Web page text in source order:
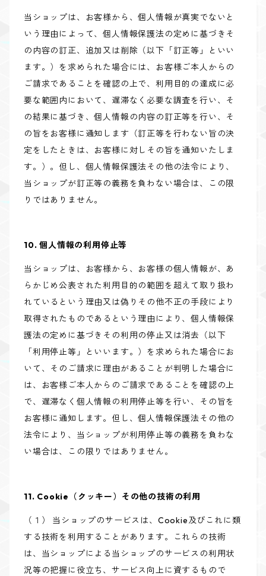
当ショップは、お客様から、個人情報が真実でないと
いう理由によって、個人情報保護法の定めに基づきそ
の内容の訂正、追加又は削除（以下「訂正等」といい
ます。）を求められた場合には、お客様ご本人からの
ご請求であることを確認の上で、利用目的の達成に必
要な範囲内において、遅滞なく必要な調査を行い、そ
の結果に基づき、個人情報の内容の訂正等を行い、そ
の旨をお客様に通知します（訂正等を行わない旨の決
定をしたときは、お客様に対しその旨を通知いたしま
す。）。但し、個人情報保護法その他の法令により、
当ショップが訂正等の義務を負わない場合は、この限
りではありません。
10. 個人情報の利用停止等
当ショップは、お客様から、お客様の個人情報が、あ
らかじめ公表された利用目的の範囲を超えて取り扱わ
れているという理由又は偽りその他不正の手段により
取得されたものであるという理由により、個人情報保
護法の定めに基づきその利用の停止又は消去（以下
「利用停止等」といいます。）を求められた場合にお
いて、そのご請求に理由があることが判明した場合に
は、お客様ご本人からのご請求であることを確認の上
で、遅滞なく個人情報の利用停止等を行い、その旨を
お客様に通知します。但し、個人情報保護法その他の
法令により、当ショップが利用停止等の義務を負わな
い場合は、この限りではありません。
11. Cookie（クッキー）その他の技術の利用
（１） 当ショップのサービスは、Cookie及びこれに類
する技術を利用することがあります。これらの技術
は、当ショップによる当ショップのサービスの利用状
況等の把握に役立ち、サービス向上に資するもので